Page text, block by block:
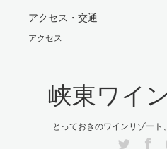
アクセス・交通
アクセス
峡東ワイ
とっておきのワインリゾート